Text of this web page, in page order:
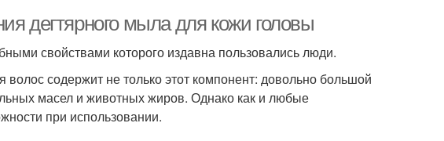
дегтярного мыла для кожи головы
свойствами которого издавна пользовались люди.
содержит не только этот компонент: довольно большой
масел и животных жиров. Однако как и любые
при использовании.